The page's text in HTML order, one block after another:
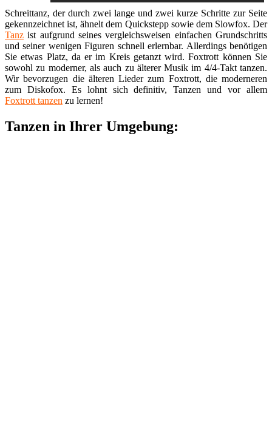
Schreittanz, der durch zwei lange und zwei kurze Schritte zur Seite
gekennzeichnet ist, ähnelt dem Quickstepp sowie dem Slowfox. Der
Tanz ist aufgrund seines vergleichsweisen einfachen Grundschritts
und seiner wenigen Figuren schnell erlernbar. Allerdings benötigen
Sie etwas Platz, da er im Kreis getanzt wird. Foxtrott können Sie
sowohl zu moderner, als auch zu älterer Musik im 4/4-Takt tanzen.
Wir bevorzugen die älteren Lieder zum Foxtrott, die moderneren
zum Diskofox. Es lohnt sich definitiv, Tanzen und vor allem
Foxtrott tanzen zu lernen!
Tanzen in Ihrer Umgebung: